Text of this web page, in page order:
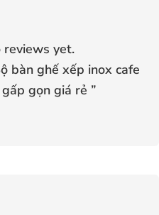
reviews yet.
bàn ghế xếp inox cafe
gọn giá rẻ ”